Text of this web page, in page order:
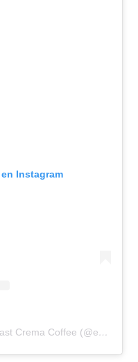
Instagram
Una publicación compartida de East Crema Coffee (@eastcrema)